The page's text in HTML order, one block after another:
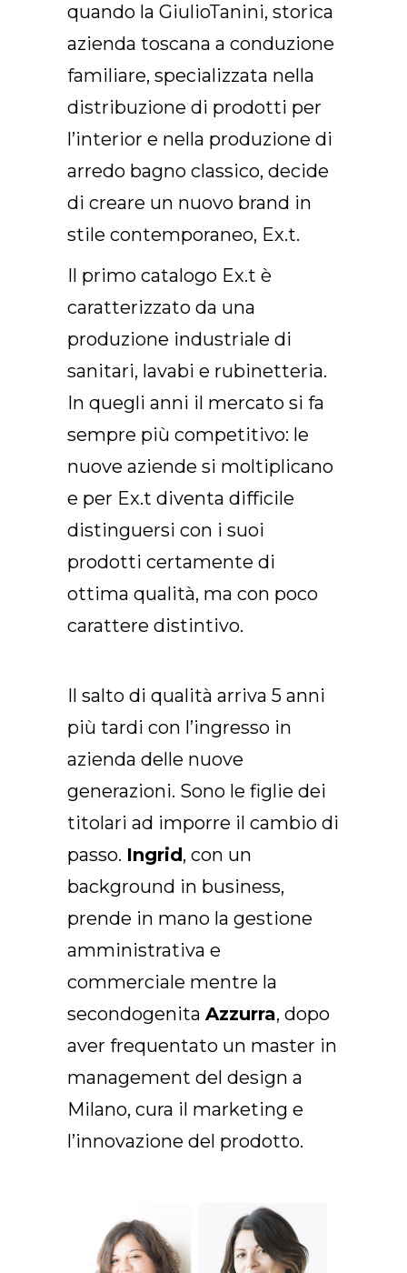
quando la GiulioTanini, storica
azienda toscana a conduzione
familiare, specializzata nella
distribuzione di prodotti per
l’interior e nella produzione di
arredo bagno classico, decide
di creare un nuovo brand in
stile contemporaneo, Ex.t.
Il primo catalogo Ex.t è
caratterizzato da una
produzione industriale di
sanitari, lavabi e rubinetteria.
In quegli anni il mercato si fa
sempre più competitivo: le
nuove aziende si moltiplicano
e per Ex.t diventa difficile
distinguersi con i suoi
prodotti certamente di
ottima qualità, ma con poco
carattere distintivo.
Il salto di qualità arriva 5 anni
più tardi con l’ingresso in
azienda delle nuove
generazioni. Sono le figlie dei
titolari ad imporre il cambio di
passo. Ingrid, con un
background in business,
prende in mano la gestione
amministrativa e
commerciale mentre la
secondogenita Azzurra, dopo
aver frequentato un master in
management del design a
Milano, cura il marketing e
l’innovazione del prodotto.